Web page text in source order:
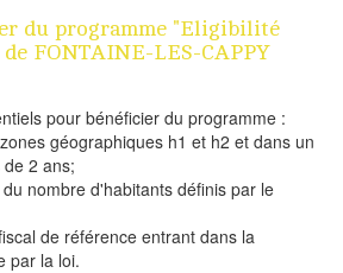
du programme "Eligibilité
FONTAINE-LES-CAPPY
pour bénéficier du programme :
géographiques h1 et h2 et dans un
2 ans;
nombre d'habitants définis par le
de référence entrant dans la
par la loi.